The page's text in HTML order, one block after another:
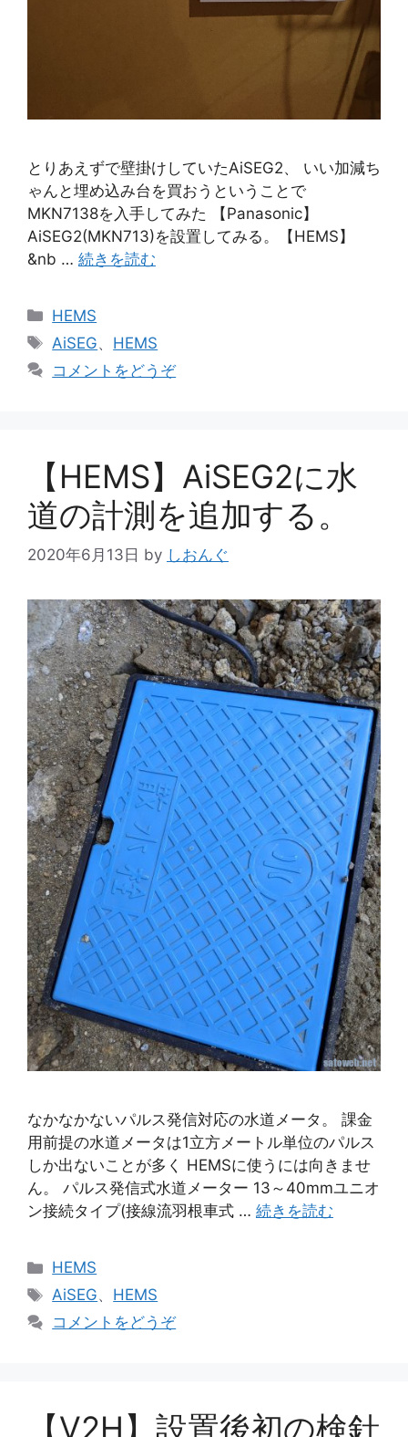
とりあえずで壁掛けしていたAiSEG2、 いい加減ち
ゃんと埋め込み台を買おうということで
MKN7138を入手してみた 【Panasonic】
AiSEG2(MKN713)を設置してみる。【HEMS】
&nb … 続きを読む
カ
テ
リ
HEMS
タ
AiSEG、 HEMS
コメントをどうぞ
【HEMS】AiSEG2に水
道の計測を追加する。
2020年6月13日 by しおんぐ
なかなかないパルス発信対応の水道メータ。 課金
用前提の水道メータは1立方メートル単位のパルス
しか出ないことが多く HEMSに使うには向きませ
ん。 パルス発信式水道メーター 13～40mmユニオ
ン接続タイプ(接線流羽根車式 … 続きを読む
カ
テ
リ
HEMS
タ
グ
AiSEG、 HEMS
コメントをどうぞ
【V2H】設置後初の検針